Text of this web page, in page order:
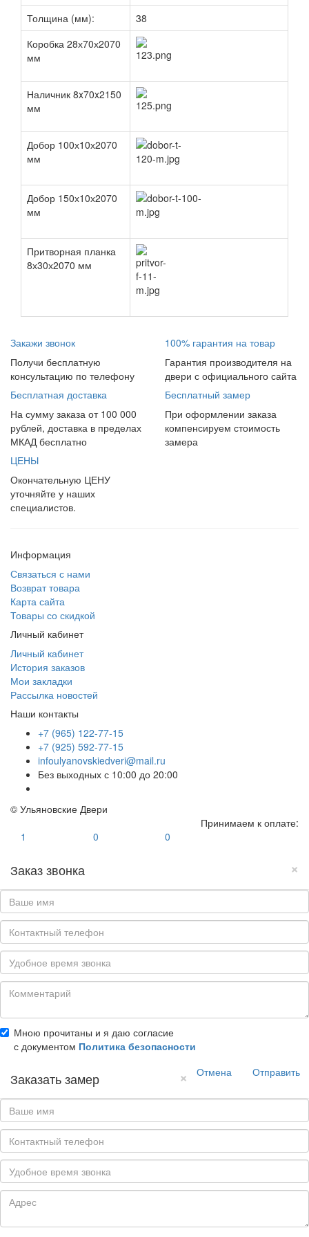
Толщина (мм):
38
Коробка 28х70х2070
мм
Наличник 8x70x2150
мм
Добор 100х10х2070
мм
Добор 150х10х2070
мм
Притворная планка
8х30х2070 мм
Закажи звонок
Получи бесплатную
консультацию по телефону
100% гарантия на товар
Гарантия производителя на
двери с официального сайта
Бесплатная доставка
На сумму заказа от 100 000
рублей, доставка в пределах
МКАД бесплатно
Бесплатный замер
При оформлении заказа
компенсируем стоимость
замера
ЦЕНЫ
Окончательную ЦЕНУ
уточняйте у наших
специалистов.
Информация
Связаться с нами
Возврат товара
Карта сайта
Товары со скидкой
Личный кабинет
Личный кабинет
История заказов
Мои закладки
Рассылка новостей
Наши контакты
+7 (965) 122-77-15
+7 (925) 592-77-15
infoulyanovskiedveri@mail.ru
Без выходных с 10:00 до 20:00
© Ульяновские Двери
Принимаем к оплате:
1
0 0
×
Заказ звонка
Мною прочитаны и я даю согласие
с документом Политика безопасности
Отмена
Отправить
×
Заказать замер